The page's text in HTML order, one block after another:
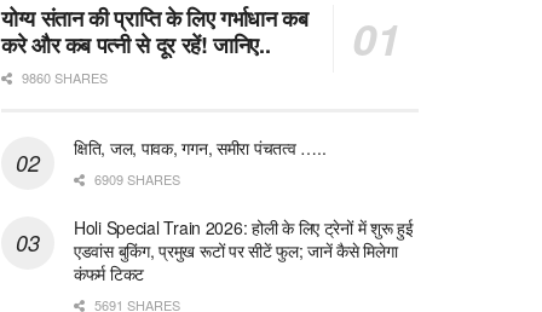
योग्य संतान की प्राप्ति के लिए गर्भाधान कब
करे और कब पत्नी से दूर रहें! जानिए..
9860 SHARES
क्षिति, जल, पावक, गगन, समीरा पंचतत्व …..
6909 SHARES
Holi Special Train 2026: होली के लिए ट्रेनों में शुरू हुई
एडवांस बुकिंग, प्रमुख रूटों पर सीटें फुल; जानें कैसे मिलेगा
कंफर्म टिकट
5691 SHARES